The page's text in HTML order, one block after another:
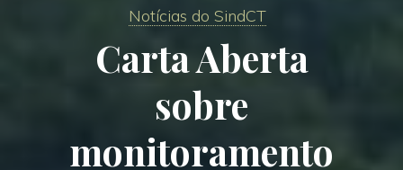
Notícias do SindCT
Carta Aberta
sobre
monitoramento